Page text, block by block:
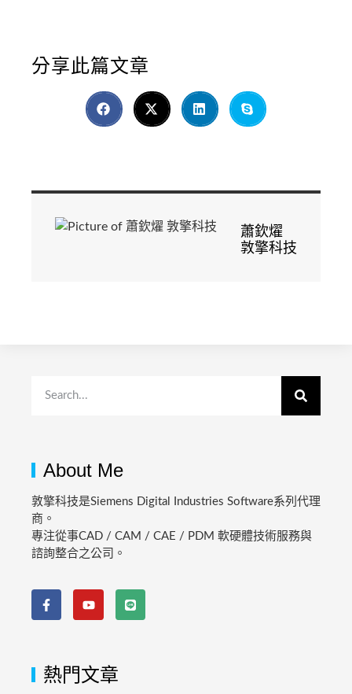
分享此篇文章
蕭欽燿
敦擎科技
About Me
敦擎科技是Siemens Digital Industries Software系列代理
商。
專注從事CAD / CAM / CAE / PDM 軟硬體技術服務與
諮詢整合之公司。
熱門文章